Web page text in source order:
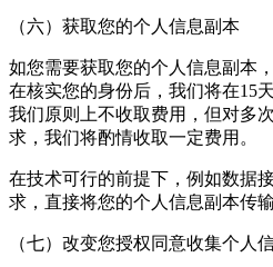
（六）获取您的个人信息副本
如您需要获取您的个人信息副本
在核实您的身份后，我们将在15
我们原则上不收取费用，但对多
求，我们将酌情收取一定费用。
在技术可行的前提下，例如数据
求，直接将您的个人信息副本传
（七）改变您授权同意收集个人